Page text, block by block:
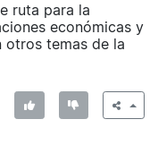
ruta para la
económicas y
otros temas de la